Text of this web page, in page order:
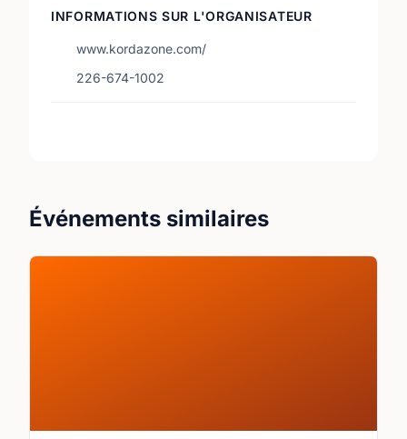
INFORMATIONS SUR L'ORGANISATEUR
www.kordazone.com/
226-674-1002
Événements similaires